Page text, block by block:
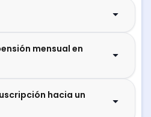
mensual en
hacia un